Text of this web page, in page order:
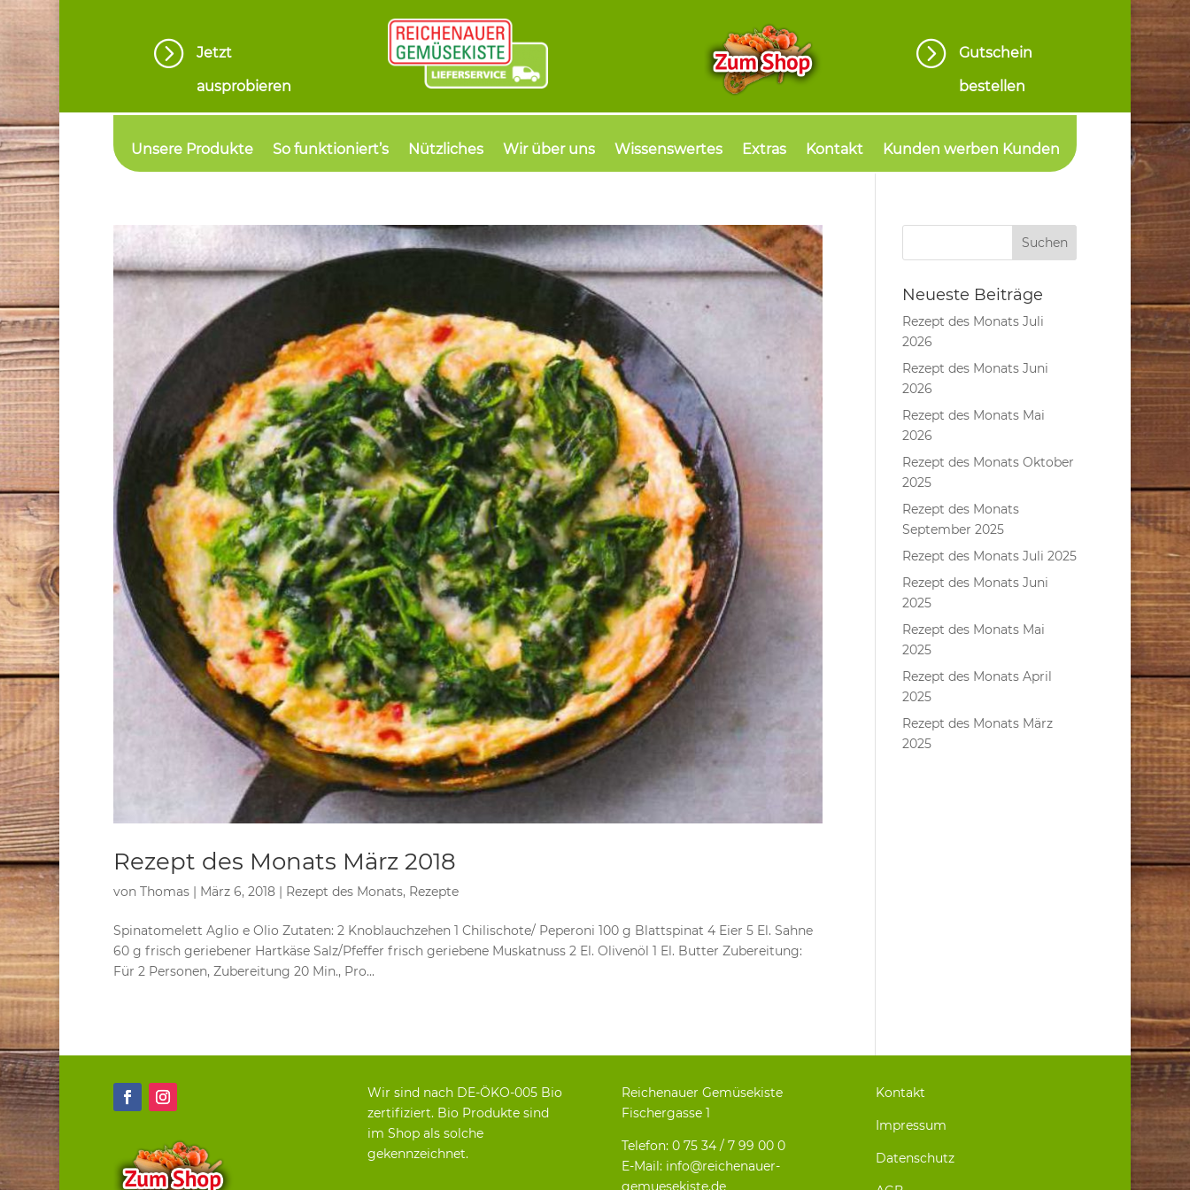
=
Jetzt
ausprobieren
=
Gutschein
bestellen
Unsere Produkte So funktioniert’s Nützliches Wir über uns Wissenswertes Extras Kontakt Kunden werben Kunden
Rezept des Monats März 2018
von Thomas| März 6, 2018| Rezept des Monats, Rezepte
Spinatomelett Aglio e Olio Zutaten: 2 Knoblauchzehen 1 Chilischote/ Peperoni 100 g Blattspinat 4 Eier 5 El. Sahne
60 g frisch geriebener Hartkäse Salz/Pfeffer frisch geriebene Muskatnuss 2 El. Olivenöl 1 El. Butter Zubereitung:
Für 2 Personen, Zubereitung 20 Min., Pro...
Neueste Beiträge
Rezept des Monats Juli
2026
Rezept des Monats Juni
2026
Rezept des Monats Mai
2026
Rezept des Monats Oktober
2025
Rezept des Monats
September 2025
Rezept des Monats Juli 2025
Rezept des Monats Juni
2025
Rezept des Monats Mai
2025
Rezept des Monats April
2025
Rezept des Monats März
2025
Wir sind nach DE-ÖKO-005 Bio
zertifiziert. Bio Produkte sind
im Shop als solche
gekennzeichnet.
Reichenauer Gemüsekiste
Fischergasse 1
Telefon: 0 75 34 / 7 99 00 0
E-Mail: info@reichenauer-
gemuesekiste.de
Kontakt
Impressum
Datenschutz